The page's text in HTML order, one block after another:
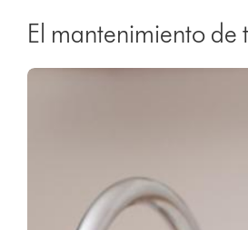
El mantenimiento de
Video